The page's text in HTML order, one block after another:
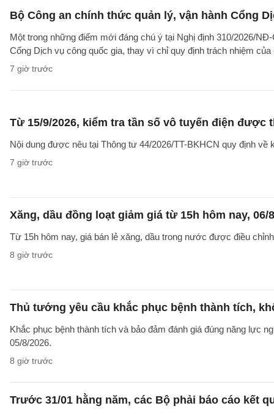
Bộ Công an chính thức quản lý, vận hành Cổng
Một trong những điểm mới đáng chú ý tại Nghị định 310/2026/
Cổng Dịch vụ công quốc gia, thay vì chỉ quy định trách nhiệm
7 giờ trước
Từ 15/9/2026, kiểm tra tần số vô tuyến điện được
Nội dung được nêu tại Thông tư 44/2026/TT-BKHCN quy định
7 giờ trước
Xăng, dầu đồng loạt giảm giá từ 15h hôm nay, 06/
Từ 15h hôm nay, giá bán lẻ xăng, dầu trong nước được điều
8 giờ trước
Thủ tướng yêu cầu khắc phục bệnh thành tích,
Khắc phục bệnh thành tích và bảo đảm đánh giá đúng năng lực
05/8/2026.
8 giờ trước
Trước 31/01 hằng năm, các Bộ phải báo cáo kết